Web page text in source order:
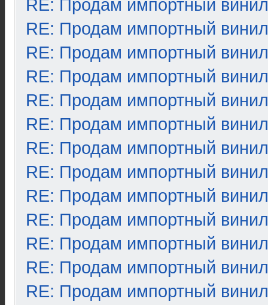
RE: Продам импортный винил
RE: Продам импортный винил
RE: Продам импортный винил
RE: Продам импортный винил
RE: Продам импортный винил
RE: Продам импортный винил
RE: Продам импортный винил
RE: Продам импортный винил
RE: Продам импортный винил
RE: Продам импортный винил
RE: Продам импортный винил
RE: Продам импортный винил
RE: Продам импортный винил